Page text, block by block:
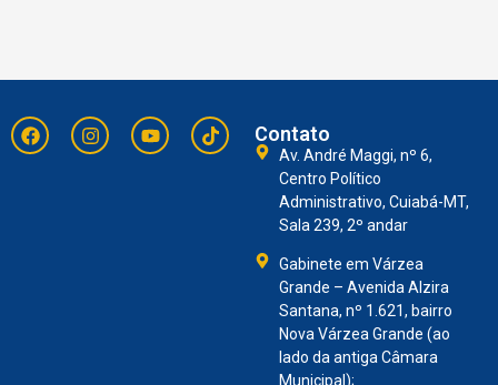
Contato
Av. André Maggi, nº 6,
Centro Político
Administrativo, Cuiabá-MT,
Sala 239, 2º andar
Gabinete em Várzea
Grande – Avenida Alzira
Santana, nº 1.621, bairro
Nova Várzea Grande (ao
lado da antiga Câmara
Municipal);